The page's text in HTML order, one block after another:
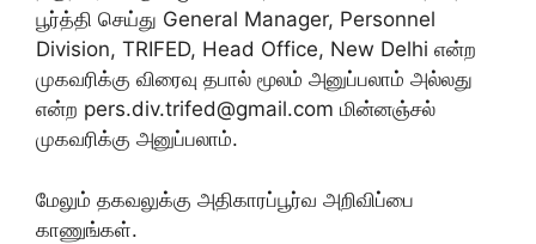
பூர்த்தி செய்து General Manager, Personnel
Division, TRIFED, Head Office, New Delhi என்ற
முகவரிக்கு விரைவு தபால் மூலம் அனுப்பலாம் அல்லது
என்ற pers.div.trifed@gmail.com மின்னஞ்சல்
முகவரிக்கு அனுப்பலாம்.
மேலும் தகவலுக்கு அதிகாரப்பூர்வ அறிவிப்பை
காணுங்கள்.